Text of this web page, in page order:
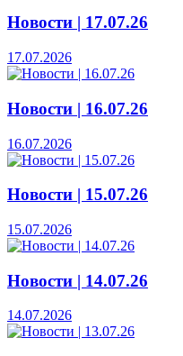
Новости | 17.07.26
17.07.2026
Новости | 16.07.26
16.07.2026
Новости | 15.07.26
15.07.2026
Новости | 14.07.26
14.07.2026